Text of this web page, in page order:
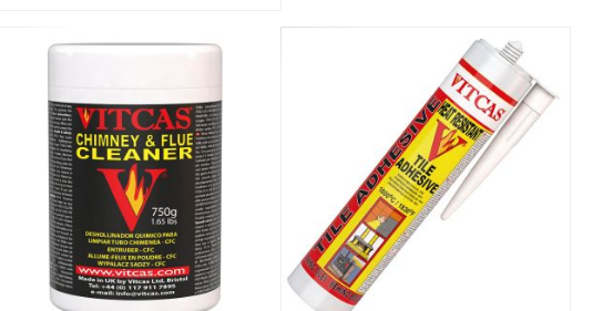
Añadir al carrito